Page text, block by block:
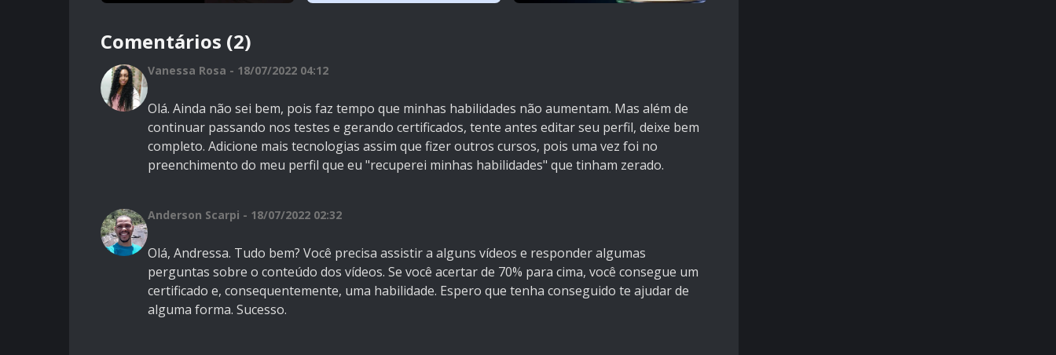
Comentários (2)
Vanessa Rosa - 18/07/2022 04:12
Olá. Ainda não sei bem, pois faz tempo que minhas habilidades não aumentam. Mas além de
continuar passando nos testes e gerando certificados, tente antes editar seu perfil, deixe bem
completo. Adicione mais tecnologias assim que fizer outros cursos, pois uma vez foi no
preenchimento do meu perfil que eu "recuperei minhas habilidades" que tinham zerado.
Anderson Scarpi - 18/07/2022 02:32
Olá, Andressa. Tudo bem? Você precisa assistir a alguns vídeos e responder algumas
perguntas sobre o conteúdo dos vídeos. Se você acertar de 70% para cima, você consegue um
certificado e, consequentemente, uma habilidade. Espero que tenha conseguido te ajudar de
alguma forma. Sucesso.